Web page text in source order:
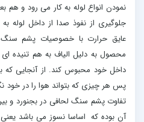
نمودن انواع لوله به کار می رود و
جلوگیری از نفوذ صدا از داخل لوله
عایق حرارت با خصوصیات پشم سنگ
محصول به دلیل الیاف به هم تنیده
داخل خود محبوس کند. از آنجایی که
پس هر چیزی که بتواند هوا را در خود
تفاوت پشم سنگ لحافی در بجنورد و
آن بوده که اساسا نسوز می باشد